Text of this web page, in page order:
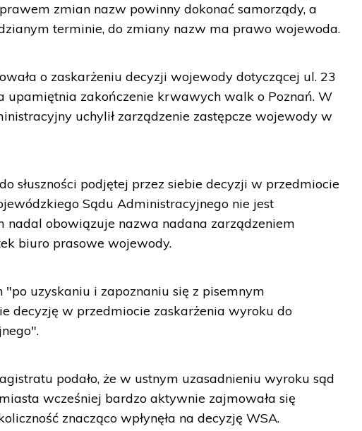
zmian nazw powinny dokonać samorządy, a
terminie, do zmiany nazw ma prawo wojewoda.
o zaskarżeniu decyzji wojewody dotyczącej ul. 23
upamiętnia zakończenie krwawych walk o Poznań. W
uchylił zarządzenie zastępcze wojewody w
słuszności podjętej przez siebie decyzji w przedmiocie
Sądu Administracyjnego nie jest
nadal obowiązuje nazwa nadana zarządzeniem
biuro prasowe wojewody.
"po uzyskaniu i zapoznaniu się z pisemnym
decyzję w przedmiocie zaskarżenia wyroku do
podało, że w ustnym uzasadnieniu wyroku sąd
wcześniej bardzo aktywnie zajmowała się
znacząco wpłynęła na decyzję WSA.